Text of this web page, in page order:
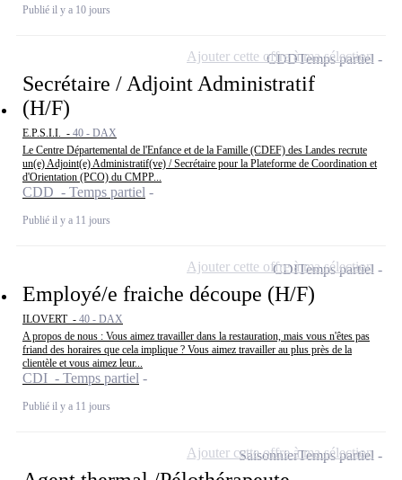
Publié il y a 10 jours
Secrétaire / Adjoint Administratif
(H/F)
E.P.S.I.I. - 40 - DAX
Le Centre Départemental de l'Enfance et de la Famille (CDEF) des Landes recrute
un(e) Adjoint(e) Administratif(ve) / Secrétaire pour la Plateforme de Coordination et
d'Orientation (PCO) du CMPP...
CDD - Temps partiel
Publié il y a 11 jours
CDDTemps partiel
Ajouter cette offre à ma sélection
Employé/e fraiche découpe (H/F)
ILOVERT - 40 - DAX
A propos de nous : Vous aimez travailler dans la restauration, mais vous n'êtes pas
friand des horaires que cela implique ? Vous aimez travailler au plus près de la
clientèle et vous aimez leur...
CDI - Temps partiel
Publié il y a 11 jours
CDITemps partiel
Ajouter cette offre à ma sélection
SaisonnierTemps partiel
Ajouter cette offre à ma sélection